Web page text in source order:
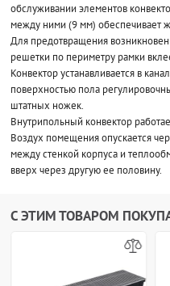
обслуживании элементов
между ними (9 мм) обеспечивает
Для предотвращения
решетки по периметру рамки
Конвектор устанавливается в
поверхностью пола
штатных ножек.
Внутрипольный конвектор
Воздух помещения опускается
между стенкой корпуса и
вверх через другую ее половину.
С ЭТИМ ТОВАРОМ